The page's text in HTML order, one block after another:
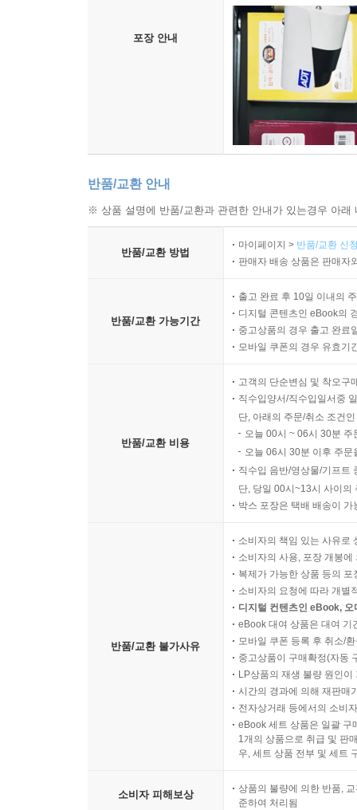
포장 안내
반품/교환 안내
※ 상품 설명에 반품/교환과 관련한 안내가 있는경우 아
반품/교환 방법
마이페이지 > 반품/교환 신
판매자 배송 상품은 판매자
반품/교환 가능기간
출고 완료 후 10일 이내의
디지털 콘텐츠인 eBook의
중고상품의 경우 출고 완료
모바일 쿠폰의 경우 유효기
반품/교환 비용
고객의 단순변심 및 착오구
직수입양서/직수입일서중
단, 아래의 주문/취소 조건
오늘 00시 ~ 06시 30분
오늘 06시 30분 이후 주
직수입 음반/영상물/기프트
단, 당일 00시~13시 사이의
박스 포장은 택배 배송이
반품/교환 불가사유
소비자의 책임 있는 사유로
소비자의 사용, 포장 개봉
복제가 가능한 상품 등의
소비자의 요청에 따라 개별
디지털 컨텐츠인 eBook,
eBook 대여 상품은 대여 기
모바일 쿠폰 등록 후 취소/
중고상품이 구매확정(자동
LP상품의 재생 불량 원인
시간의 경과에 의해 재판매
전자상거래 등에서의 소비
eBook 세트 상품은 일괄 구
1개의 상품으로 취급 및 판
우, 세트 상품 전부 및 세트
소비자 피해보상
상품의 불량에 의한 반품,
준하여 처리됨